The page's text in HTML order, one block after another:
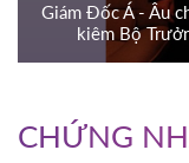
Giám Đốc Á - Âu
kiêm Bộ
CHỨNG